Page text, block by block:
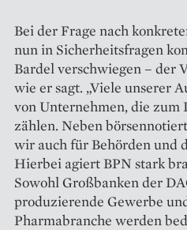
Bei der Frage nach
nun in Sicherheitsfragen
Bardel verschwiegen – der
wie er sagt. „Viele unserer
von Unternehmen, die zum
zählen. Neben
wir auch für Behörden und
Hierbei agiert BPN stark
Sowohl Großbanken der
produzierende Gewerbe
Pharmabranche werden